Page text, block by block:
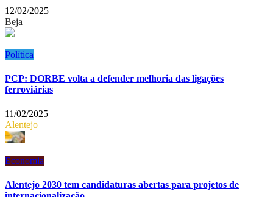
12/02/2025
Beja
Política
PCP: DORBE volta a defender melhoria das ligações
ferroviárias
11/02/2025
Alentejo
Economia
Alentejo 2030 tem candidaturas abertas para projetos de